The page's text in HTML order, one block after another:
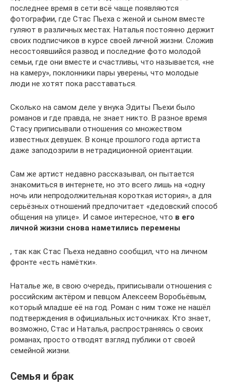
последнее время в сети всё чаще появляются
фотографии, где Стас Пьеха с женой и сыном вместе
гуляют в различных местах. Наталья постоянно держит
своих подписчиков в курсе своей личной жизни. Сложив
несостоявшийся развод и последние фото молодой
семьи, где они вместе и счастливы, что называется, «не
на камеру», поклонники пары уверены, что молодые
люди не хотят пока расставаться.
Сколько на самом деле у внука Эдиты Пьехи было
романов и где правда, не знает никто. В разное время
Стасу приписывали отношения со множеством
известных девушек. В конце прошлого года артиста
даже заподозрили в нетрадиционной ориентации.
Сам же артист недавно рассказывал, он пытается
знакомиться в интернете, но это всего лишь на «одну
ночь или непродолжительная короткая история», а для
серьёзных отношений предпочитает «дедовский способ
общения на улице». И самое интересное, что в его
личной жизни снова наметились перемены
, так как Стас Пьеха недавно сообщил, что на личном
фронте «есть намётки».
Наталье же, в свою очередь, приписывали отношения с
российским актёром и певцом Алексеем Воробьёвым,
который младше её на год. Роман с ним тоже не нашёл
подтверждения в официальных источниках. Кто знает,
возможно, Стас и Наталья, распространяясь о своих
романах, просто отводят взгляд публики от своей
семейной жизни.
Семья и брак